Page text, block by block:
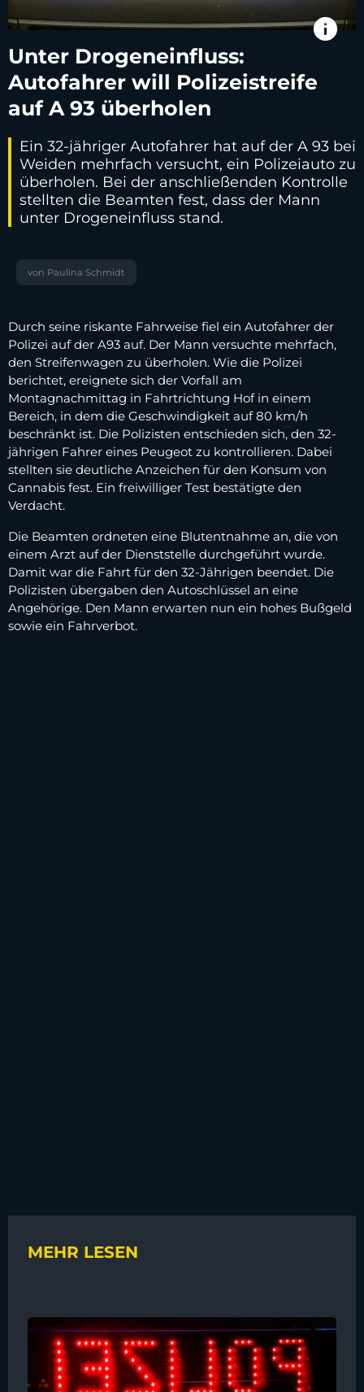
info
Unter Drogeneinfluss:
Autofahrer will Polizeistreife
auf A 93 überholen
Ein 32-jähriger Autofahrer hat auf der A 93 bei
Weiden mehrfach versucht, ein Polizeiauto zu
überholen. Bei der anschließenden Kontrolle
stellten die Beamten fest, dass der Mann
unter Drogeneinfluss stand.
von Paulina Schmidt
Durch seine riskante Fahrweise fiel ein Autofahrer der
Polizei auf der A93 auf. Der Mann versuchte mehrfach,
den Streifenwagen zu überholen. Wie die Polizei
berichtet, ereignete sich der Vorfall am
Montagnachmittag in Fahrtrichtung Hof in einem
Bereich, in dem die Geschwindigkeit auf 80 km/h
beschränkt ist. Die Polizisten entschieden sich, den 32-
jährigen Fahrer eines Peugeot zu kontrollieren. Dabei
stellten sie deutliche Anzeichen für den Konsum von
Cannabis fest. Ein freiwilliger Test bestätigte den
Verdacht.
Die Beamten ordneten eine Blutentnahme an, die von
einem Arzt auf der Dienststelle durchgeführt wurde.
Damit war die Fahrt für den 32-Jährigen beendet. Die
Polizisten übergaben den Autoschlüssel an eine
Angehörige. Den Mann erwarten nun ein hohes Bußgeld
sowie ein Fahrverbot.
MEHR LESEN